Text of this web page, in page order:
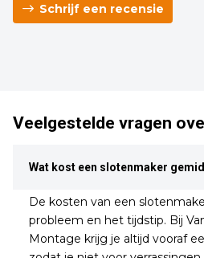
Schrijf een recensie
Veelgestelde vragen
Wat kost een slotenmaker
De kosten van een
probleem en het tijdstip. Bij
Montage krijg je altijd vooraf